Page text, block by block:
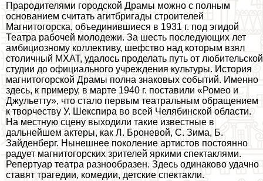
Прародителями городской Драмы можно с полным
основанием считать агитбригады строителей
Магнитогорска, объединившиеся в 1931 г. под эгидой
Театра рабочей молодежи. За шесть последующих лет
амбициозному коллективу, шефство над которым взял
столичный МХАТ, удалось проделать путь от любительской
студии до официального учреждения культуры. История
магнитогорской Драмы полна знаковых событий. Именно
здесь, к примеру, в марте 1940 г. поставили «Ромео и
Джульетту», что стало первым театральным обращением
к творчеству У. Шекспира во всей Челябинской области.
На местную сцену выходили такие известные в
дальнейшем актеры, как Л. Броневой, С. Зима, Б.
Зайденберг. Нынешнее поколение артистов постоянно
радует магнитогорских зрителей яркими спектаклями.
Репертуар театра разнообразен. Здесь одинаково удачно
ставят трагедии, комедии, детские спектакли.